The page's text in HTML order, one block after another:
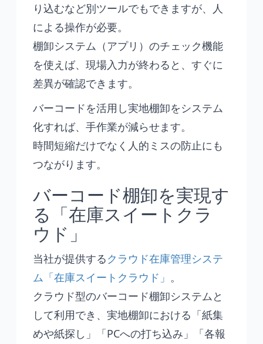
り込むなど別ツールでもできますが、人
による操作が必要。
棚卸システム（アプリ）のチェック機能
を使えば、現場入力が終わると、すぐに
差異が確認できます。
バーコードを活用し実地棚卸をシステム
化すれば、手作業が減らせます。
時間短縮だけでなく人的ミスの防止にも
つながります。
バーコード棚卸を実現す
る「在庫スイートクラ
ウド」
当社が提供するクラウド在庫管理システ
ム「在庫スイートクラウド」 。
クラウド型のバーコード棚卸システムと
して利用でき、実地棚卸における「紙集
めや紙探し」「PCへの打ち込み」「各報